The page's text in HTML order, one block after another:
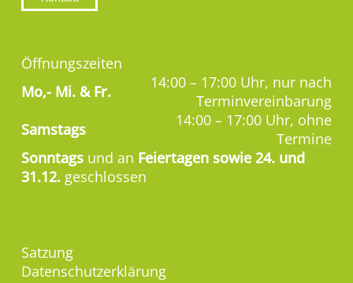
Öffnungszeiten
Mo,- Mi. & Fr.
14:00 – 17:00 Uhr, nur nach
Terminvereinbarung
Samstags
14:00 – 17:00 Uhr, ohne
Termine
Sonntags und an Feiertagen sowie 24. und
31.12. geschlossen
Satzung
Datenschutzerklärung